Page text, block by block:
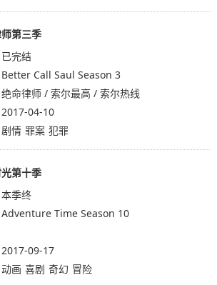
第三季
已完结
Better Call Saul Season 3
绝命律师 / 索尔最高 / 索尔热线
2017-04-10
剧情 罪案 犯罪
第十季
本季终
Adventure Time Season 10
2017-09-17
动画 喜剧 奇幻 冒险